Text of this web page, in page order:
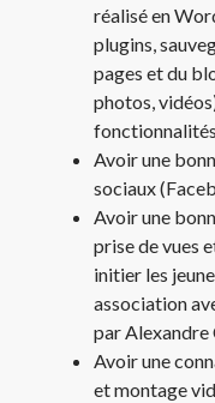
réalisé en
plugins,
pages et du
photos,
Avoir une
sociaux
Avoir une
prise de vues
initier les
association
par Alexandre
Avoir une
et montage